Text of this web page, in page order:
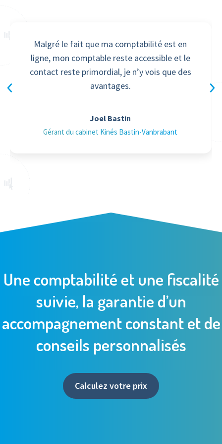
Joel Bastin
Gérant du cabinet Kinés Bastin-Vanbrabant
Malgré le fait que ma comptabilité est en
ligne, mon comptable reste accessible et le
contact reste primordial, je n’y vois que des
avantages.
Une comptabilité et une fiscalité
suivie, la garantie d’un
accompagnement constant et de
conseils personnalisés
Calculez votre prix